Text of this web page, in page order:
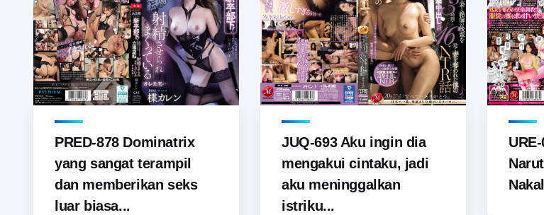
PRED-878 Dominatrix
yang sangat terampil
dan memberikan seks
luar biasa...
JUQ-693 Aku ingin dia
mengakui cintaku, jadi
aku meninggalkan
istriku...